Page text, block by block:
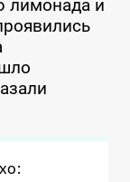
лимонада и